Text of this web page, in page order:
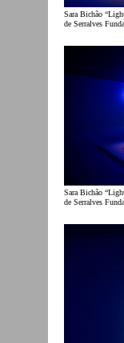
Sara Bichão
de Serralves
Sara Bichão
de Serralves